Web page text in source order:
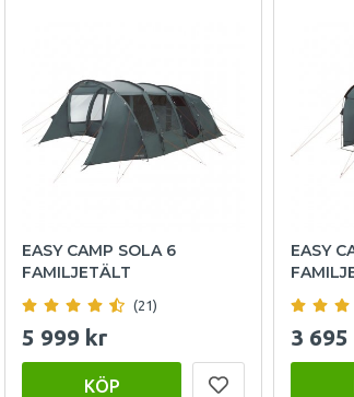
EASY CAMP SOLA 6
FAMILJETÄLT
(21)
5 999 kr
KÖP
EASY
3